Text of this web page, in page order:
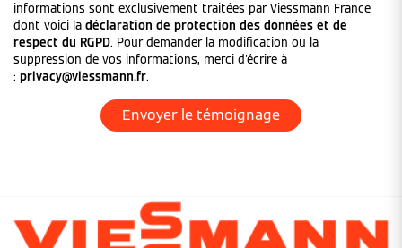
informations sont exclusivement traitées par Viessmann France
dont voici la déclaration de protection des données et de
respect du RGPD. Pour demander la modification ou la
suppression de vos informations, merci d'écrire à
: privacy@viessmann.fr.